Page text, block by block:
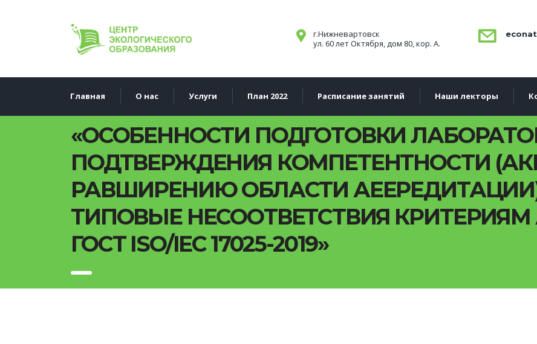
г.Нижневартовск
ул. 60 лет Октября, дом 80, кор. А.
Главная О нас Услуги План 2022 Расписание занятий Наши лекторы
«ОСОБЕННОСТИ ПОДГОТОВКИ
ПОДТВЕРЖДЕНИЯ КОМПЕТЕНТНОСТИ
РАВШИРЕНИЮ ОБЛАСТИ АЕЕРЕДИТАЦИИ)
ТИПОВЫЕ НЕСООТВЕТСТВИЯ
ГОСТ ISO/IEC 17025-2019»